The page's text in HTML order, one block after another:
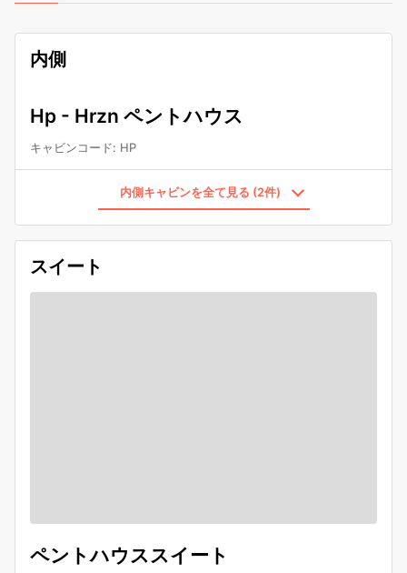
内側
Hp - Hrzn ペントハウス
キャビンコード: HP
内側キャビンを全て見る (2件)
スイート
ペントハウススイート